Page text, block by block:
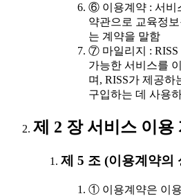
⑥ 이용계약 : 서비
약관으로 교육정
는 계약을 말함
⑦ 마일리지 : RISS
가능한 서비스를
며, RISS가 제공하
구입하는 데 사용
제 2 장 서비스 이용
제 5 조 (이용계약의
① 이용계약은 이